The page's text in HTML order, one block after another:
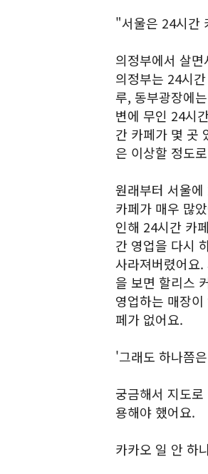
"서울은 24시간
의정부에서 살
의정부는 24시
루, 동부광장에
변에 무인 24시
간 카페가 몇 곳
은 이상할 정도
원래부터 서울
카페가 매우 많
인해 24시간 카
간 영업을 다시
사라져버렸어요
을 보면 할리스
영업하는 매장
페가 없어요.
'그래도 하나쯤
궁금해서 지도
용해야 했어요.
카카오 일 안 하